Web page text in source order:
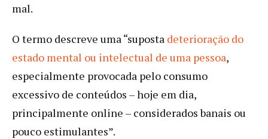
mal.
O termo descreve uma “suposta deterioração do
estado mental ou intelectual de uma pessoa,
especialmente provocada pelo consumo
excessivo de conteúdos – hoje em dia,
principalmente online – considerados banais ou
pouco estimulantes”.